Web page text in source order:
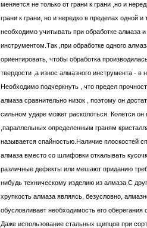
меняется не только от грани к грани ,но и
грани к грани, но и нередко в пределах одной и
необходимо учитывать при обработке алмаза
инструментом.Так ,при обработке одного
ориентировать, чтобы обработка
твердости ,а износ алмазного инструмента - в
Необходимо подчеркнуть , что предел
алмаза сравнительно низок , поэтому он
сильном ударе может расколоться. Колется он
,параллельных определенным граням
называется спайностью.Наличие плоскостей
алмаза вместо со шлифовки откалывать
различные дефекты или мешают приданию
нибудь техническому изделию из алмаза.С
хрупкость алмаза являясь, безусловно,
обусловливает необходимость его
Даже использование стальных щипцов при